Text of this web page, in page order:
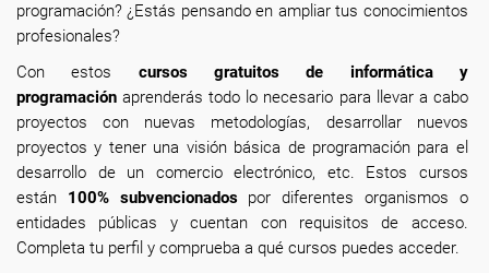
programación? ¿Estás pensando en ampliar tus conocimientos
profesionales?
Con estos cursos gratuitos de informática y
programaciónaprenderás todo lo necesario para llevar a cabo
proyectos con nuevas metodologías, desarrollar nuevos
proyectos y tener una visión básica de programación para el
desarrollo de un comercio electrónico, etc. Estos cursos
están 100% subvencionadospor diferentes organismos o
entidades públicas y cuentan con requisitos de acceso.
Completa tu perfil y comprueba a qué cursos puedes acceder.